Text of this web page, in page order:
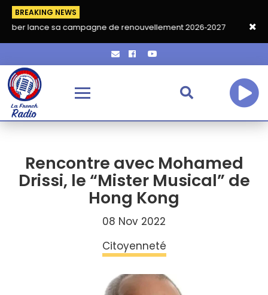
BREAKING NEWS
sa campagne de renouvellement 2026‑2027 Grand café de
Rencontre avec Mohamed
Drissi, le “Mister Musical” de
Hong Kong
08 Nov 2022
Citoyenneté